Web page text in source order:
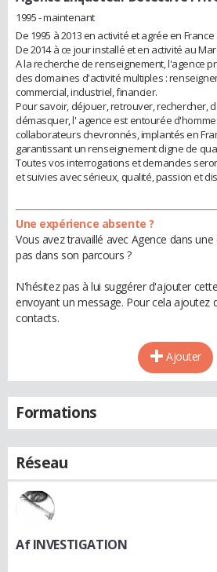
1995 - maintenant
De 1995 à 2013 en activité et agrée en France
De 2014 à ce jour installé et en activité au
A la recherche de renseignement, l'agence
des domaines d'activité multiples :
commercial, industriel, financier.
Pour savoir, déjouer, retrouver, rechercher,
démasquer, l' agence est entourée
collaborateurs chevronnés, implantés en
garantissant un renseignement digne de
Toutes vos interrogations et demandes
et suivies avec sérieux, qualité, passion et
Une expérience absente ?
Vous avez travaillé avec Agence dans
pas dans son parcours ?
N'hésitez pas à lui suggérer d'ajouter
envoyant un message. Pour cela ajoutez
contacts.
Ajouter
Formations
Réseau
Af INVESTIGATION